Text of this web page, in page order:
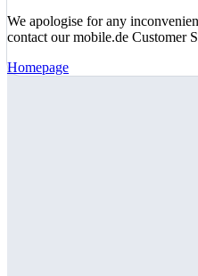
We apologise for any
contact our mobile.de Customer
Homepage